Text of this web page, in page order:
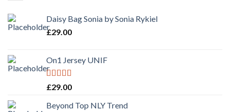
Daisy Bag Sonia by Sonia Rykiel
£29.00
On1 Jersey UNIF
Rated5.00
£29.00
Beyond Top NLY Trend